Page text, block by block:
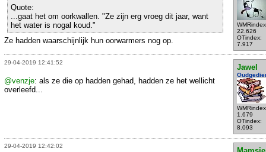
22.626
OTindex:
7.917
Quote:
...gaat het om oorkwallen. "Ze zijn erg vroeg dit jaar, want
het water is nogal koud."
Ze hadden waarschijnlijk hun oorwarmers nog op.
29-04-2019 12:41:52
Jawel
1.679
OTindex:
8.093
@venzje: als ze die op hadden gehad, hadden ze het wellicht
overleefd...
29-04-2019 12:42:02